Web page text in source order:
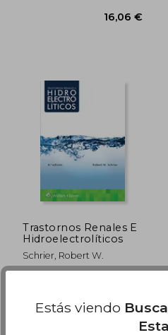
5% 117,52 €
111,64 €
Trastornos Renales E
Hidroelectrolíticos
Schrier, Robert W.
Estás viendo